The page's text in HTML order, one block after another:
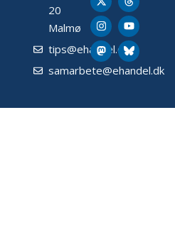
20
Malmø
tips@ehandel.dk
samarbete@ehandel.dk